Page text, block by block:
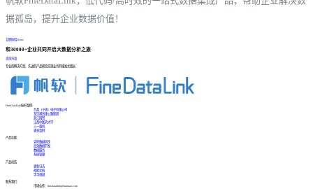
据孤岛，提升企业数据价值！
立即体验Demo
和30000+企业共同开启大数据分析之旅
咨询方案
专业的解决方案、先进的产品帮您实现业务的爆发式增长
FineDataLink标杆案例
台晶（宁波）电子有限公司
某交通高速公路集团
浙江国贸
江西中医药大学
三一重机
更多案例
产品功能
实时数据同步
高效数据开发
数据服务
系统管理
产品动态
更新日志
帮助文档
学习视频
联系我们
市场合作：finedatalink@fanruan.com